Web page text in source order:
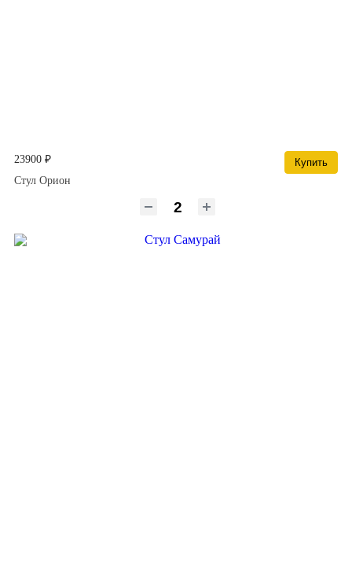
23900 ₽
Купить
Стул Орион